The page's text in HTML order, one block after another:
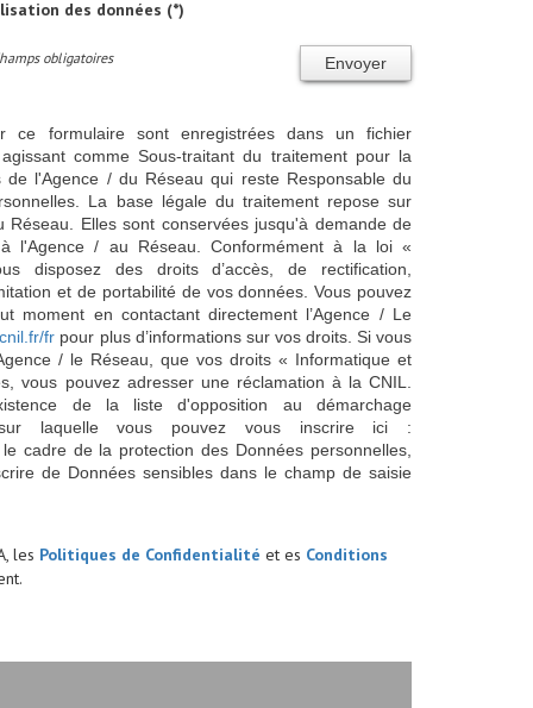
des données (*)
Envoyer
obligatoires
ce formulaire sont enregistrées dans un fichier
comme Sous-traitant du traitement pour la
de l'Agence / du Réseau qui reste Responsable du
La base légale du traitement repose sur
Elles sont conservées jusqu'à demande de
l'Agence / au Réseau. Conformément à la loi «
disposez des droits d’accès, de rectification,
et de portabilité de vos données. Vous pouvez
moment en contactant directement l’Agence / Le
fr pour plus d’informations sur vos droits. Si vous
/ le Réseau, que vos droits « Informatique et
vous pouvez adresser une réclamation à la CNIL.
de la liste d'opposition au démarchage
laquelle vous pouvez vous inscrire ici :
cadre de la protection des Données personnelles,
de Données sensibles dans le champ de saisie
les Politiques de Confidentialité et es Conditions